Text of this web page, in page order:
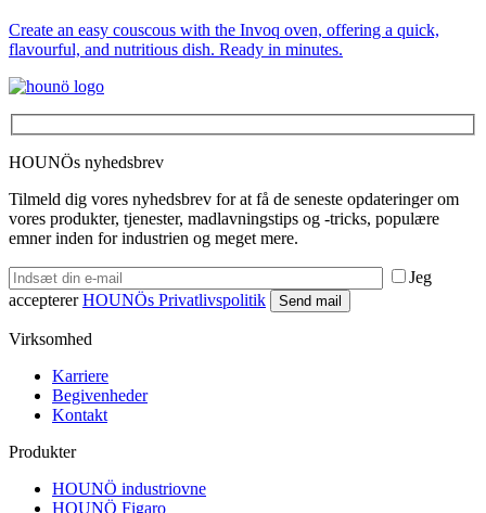
Create an easy couscous with the Invoq oven, offering a quick,
flavourful, and nutritious dish. Ready in minutes.
HOUNÖs nyhedsbrev
Tilmeld dig vores nyhedsbrev for at få de seneste opdateringer om
vores produkter, tjenester, madlavningstips og -tricks, populære
emner inden for industrien og meget mere.
Jeg
acceptererHOUNÖs Privatlivspolitik
Virksomhed
Karriere
Begivenheder
Kontakt
Produkter
HOUNÖ industriovne
HOUNÖ Figaro